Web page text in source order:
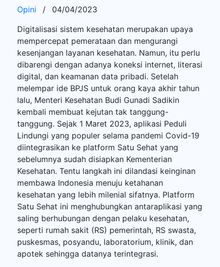
Opini /
04/04/2023
Digitalisasi sistem kesehatan merupakan upaya
mempercepat pemerataan dan mengurangi
kesenjangan layanan kesehatan. Namun, itu perlu
dibarengi dengan adanya koneksi internet, literasi
digital, dan keamanan data pribadi. Setelah
melempar ide BPJS untuk orang kaya akhir tahun
lalu, Menteri Kesehatan Budi Gunadi Sadikin
kembali membuat kejutan tak tanggung-
tanggung. Sejak 1 Maret 2023, aplikasi Peduli
Lindungi yang populer selama pandemi Covid-19
diintegrasikan ke platform Satu Sehat yang
sebelumnya sudah disiapkan Kementerian
Kesehatan. Tentu langkah ini dilandasi keinginan
membawa Indonesia menuju ketahanan
kesehatan yang lebih milenial sifatnya. Platform
Satu Sehat ini menghubungkan antaraplikasi yang
saling berhubungan dengan pelaku kesehatan,
seperti rumah sakit (RS) pemerintah, RS swasta,
puskesmas, posyandu, laboratorium, klinik, dan
apotek sehingga datanya terintegrasi.